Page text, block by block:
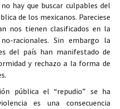
hay que buscar culpables del
de los mexicanos. Pareciese
nos tienen clasificados en la
racionales. Sin embargo la
del país han manifestado de
y rechazo a la forma de
pública el “repudio” se ha
es una consecuencia